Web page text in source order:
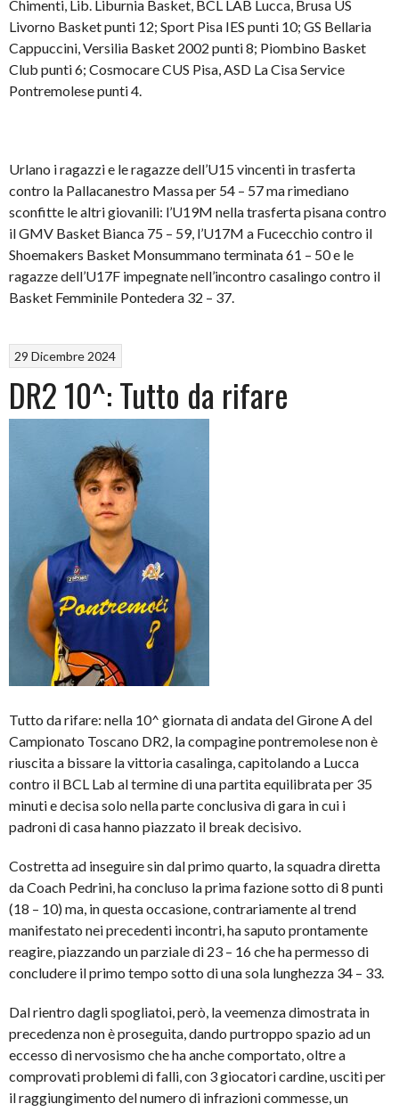
Chimenti, Lib. Liburnia Basket, BCL LAB Lucca, Brusa US
Livorno Basket punti 12; Sport Pisa IES punti 10; GS Bellaria
Cappuccini, Versilia Basket 2002 punti 8; Piombino Basket
Club punti 6; Cosmocare CUS Pisa, ASD La Cisa Service
Pontremolese punti 4.
Urlano i ragazzi e le ragazze dell’U15 vincenti in trasferta
contro la Pallacanestro Massa per 54 – 57 ma rimediano
sconfitte le altri giovanili: l’U19M nella trasferta pisana contro
il GMV Basket Bianca 75 – 59, l’U17M a Fucecchio contro il
Shoemakers Basket Monsummano terminata 61 – 50 e le
ragazze dell’U17F impegnate nell’incontro casalingo contro il
Basket Femminile Pontedera 32 – 37.
29 Dicembre 2024
DR2 10^: Tutto da rifare
Tutto da rifare: nella 10^ giornata di andata del Girone A del
Campionato Toscano DR2, la compagine pontremolese non è
riuscita a bissare la vittoria casalinga, capitolando a Lucca
contro il BCL Lab al termine di una partita equilibrata per 35
minuti e decisa solo nella parte conclusiva di gara in cui i
padroni di casa hanno piazzato il break decisivo.
Costretta ad inseguire sin dal primo quarto, la squadra diretta
da Coach Pedrini, ha concluso la prima fazione sotto di 8 punti
(18 – 10) ma, in questa occasione, contrariamente al trend
manifestato nei precedenti incontri, ha saputo prontamente
reagire, piazzando un parziale di 23 – 16 che ha permesso di
concludere il primo tempo sotto di una sola lunghezza 34 – 33.
Dal rientro dagli spogliatoi, però, la veemenza dimostrata in
precedenza non è proseguita, dando purtroppo spazio ad un
eccesso di nervosismo che ha anche comportato, oltre a
comprovati problemi di falli, con 3 giocatori cardine, usciti per
il raggiungimento del numero di infrazioni commesse, un